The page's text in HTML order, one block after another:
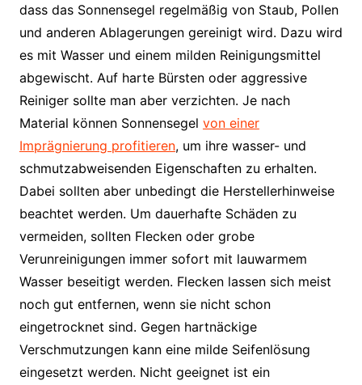
dass das Sonnensegel regelmäßig von Staub, Pollen
und anderen Ablagerungen gereinigt wird. Dazu wird
es mit Wasser und einem milden Reinigungsmittel
abgewischt. Auf harte Bürsten oder aggressive
Reiniger sollte man aber verzichten. Je nach
Material können Sonnensegel von einer
Imprägnierung profitieren, um ihre wasser- und
schmutzabweisenden Eigenschaften zu erhalten.
Dabei sollten aber unbedingt die Herstellerhinweise
beachtet werden. Um dauerhafte Schäden zu
vermeiden, sollten Flecken oder grobe
Verunreinigungen immer sofort mit lauwarmem
Wasser beseitigt werden. Flecken lassen sich meist
noch gut entfernen, wenn sie nicht schon
eingetrocknet sind. Gegen hartnäckige
Verschmutzungen kann eine milde Seifenlösung
eingesetzt werden. Nicht geeignet ist ein